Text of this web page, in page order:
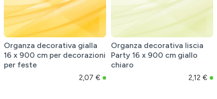
Organza decorativa gialla
16 x 900 cm per decorazioni
per feste
2,07 €
Organza decorativa liscia
Party 16 x 900 cm giallo
chiaro
2,12 €